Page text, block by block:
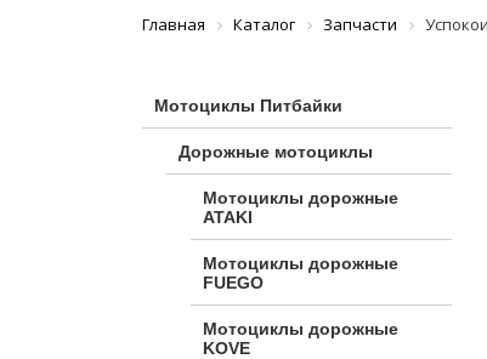
Главная Каталог Запчасти
Мотоциклы Питбайки
Дорожные мотоциклы
Мотоциклы дорожные
ATAKI
Мотоциклы дорожные
FUEGO
Мотоциклы дорожные
KOVE